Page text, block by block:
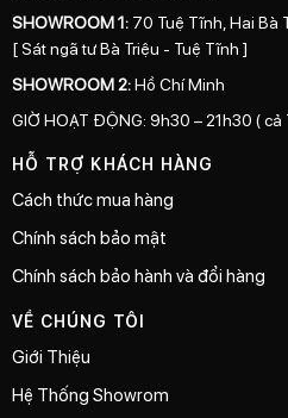
SHOWROOM 1: 70 Tuệ Tĩnh, Hai Bà
[ Sát ngã tư Bà Triệu - Tuệ Tĩnh ]
SHOWROOM 2:Hồ Chí Minh
GIỜ HOẠT ĐỘNG: 9h30 – 21h30 ( cả
HỖ TRỢ KHÁCH HÀNG
Cách thức mua hàng
Chính sách bảo mật
Chính sách bảo hành và đổi hàng
VỀ CHÚNG TÔI
Giới Thiệu
Hệ Thống Showrom